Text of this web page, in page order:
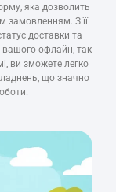
яка дозволить
З її
доставки та
вашого офлайн, так
ви зможете легко
що значно